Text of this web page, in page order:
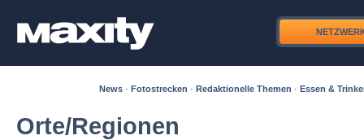
News · Fotostrecken · Redaktionelle Themen · Essen &
Orte/Regionen